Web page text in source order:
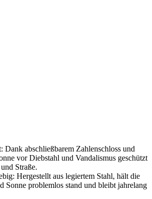
Dank abschließbarem Zahlenschloss und
vor Diebstahl und Vandalismus geschützt
Straße.
Hergestellt aus legiertem Stahl, hält die
Sonne problemlos stand und bleibt jahrelang